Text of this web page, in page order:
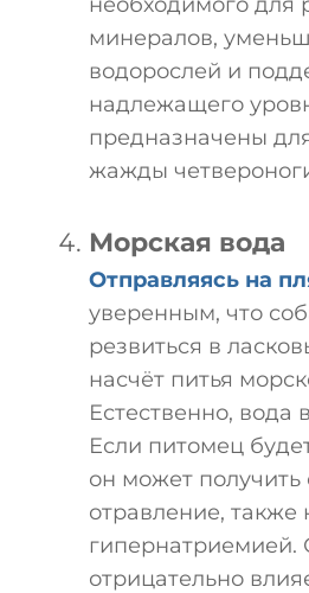
минералов,
водорослей и
надлежащего
предназначены
жажды
Морская вода
Отправляясь на
уверенным, что
резвиться в
насчёт питья
Естественно, вода
Если питомец
он может получить
отравление, также
гипернатриемией.
отрицательно